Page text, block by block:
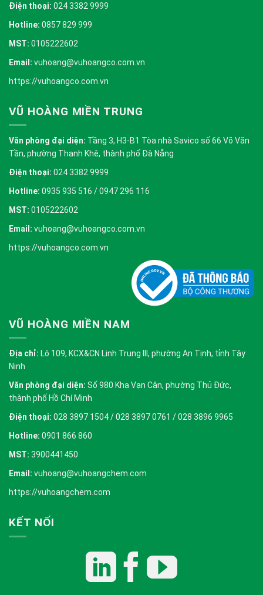
Điện thoại: 024 3382 9999
Hotline: 0857 829 999
MST: 0105222602
Email: vuhoang@vuhoangco.com.vn
https://vuhoangco.com.vn
VŨ HOÀNG MIỀN TRUNG
Văn phòng đại diện: Tầng 3, H3-B1 Tòa nhà Savico số 66 Võ Văn
Tần, phường Thanh Khê, thành phố Đà Nẵng
Điện thoại: 024 3382 9999
Hotline: 0935 935 516 / 0947 296 116
MST: 0105222602
Email: vuhoang@vuhoangco.com.vn
https://vuhoangco.com.vn
VŨ HOÀNG MIỀN NAM
Địa chỉ: Lô 109, KCX&CN Linh Trung III, phường An Tịnh, tỉnh Tây
Ninh
Văn phòng đại diện: Số 980 Kha Vạn Cân, phường Thủ Đức,
thành phố Hồ Chí Minh
Điện thoại: 028 3897 1504 / 028 3897 0761 / 028 3896 9965
Hotline: 0901 866 860
MST: 3900441450
Email: vuhoang@vuhoangchem.com
https://vuhoangchem.com
KẾT NỐI